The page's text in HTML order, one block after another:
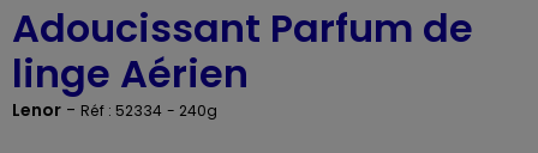
Adoucissant Parfum de
linge Aérien
Lenor - Réf : 52334 - 240g